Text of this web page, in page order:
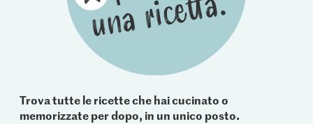
Trova tutte le ricette che hai cucinato o
memorizzate per dopo, in un unico posto.